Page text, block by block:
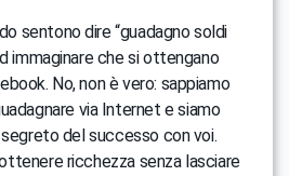
sentono dire “guadagno soldi
immaginare che si ottengano
No, non è vero: sappiamo
via Internet e siamo
del successo con voi.
ricchezza senza lasciare